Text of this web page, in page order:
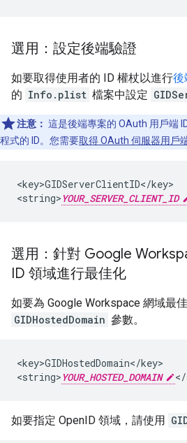
選用：設定後端驗證
如要取得使用者的 ID 權杖以進行後
的 Info.plist 檔案中設定
注意： 這是後端專案的 OAuth 用戶端
程式的 ID。您需要取得 OAuth 伺服器用戶
<key>GIDServerClientID</key>
<string> YOUR_SERVER_CLIENT_ID
選用：針對 Google
ID 領域進行最佳化
如要為 Google Workspace 網域最
GIDHostedDomain 參數。
<key>GIDHostedDomain</key>
<string> YOUR_HOSTED_DOMAIN
如要指定 OpenID 領域，請使用